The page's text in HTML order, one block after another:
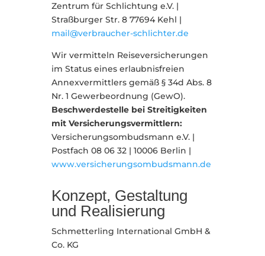
Zentrum für Schlichtung e.V. |
Straßburger Str. 8 77694 Kehl |
mail@verbraucher-schlichter.de
Wir vermitteln Reiseversicherungen
im Status eines erlaubnisfreien
Annexvermittlers gemäß § 34d Abs. 8
Nr. 1 Gewerbeordnung (GewO).
Beschwerdestelle bei Streitigkeiten
mit Versicherungsvermittlern:
Versicherungsombudsmann e.V. |
Postfach 08 06 32 | 10006 Berlin |
www.versicherungsombudsmann.de
Konzept, Gestaltung
und Realisierung
Schmetterling International GmbH &
Co. KG